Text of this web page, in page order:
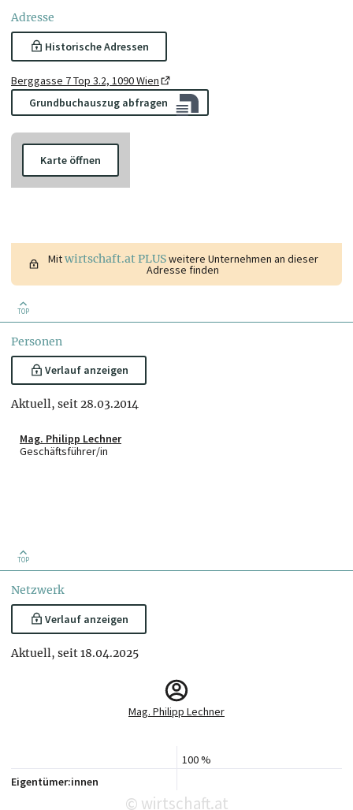
Adresse
Historische Adressen
Berggasse 7 Top 3.2, 1090 Wien
Grundbuchauszug abfragen
Karte öffnen
Mitwirtschaft.at PLUSweitere Unternehmen an dieser
Adresse finden
TOP
Personen
Verlauf anzeigen
Aktuell, seit 28.03.2014
Mag. Philipp Lechner
Geschäftsführer/in
TOP
Netzwerk
Verlauf anzeigen
Aktuell, seit 18.04.2025
Mag. Philipp Lechner
100 %
Eigentümer:innen
© wirtschaft.at